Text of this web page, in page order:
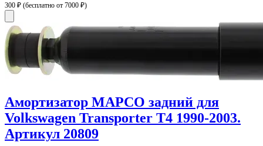
300 ₽ (бесплатно от 7000 ₽)
Амортизатор MAPCO задний для
Volkswagen Transporter T4 1990-2003.
Артикул 20809